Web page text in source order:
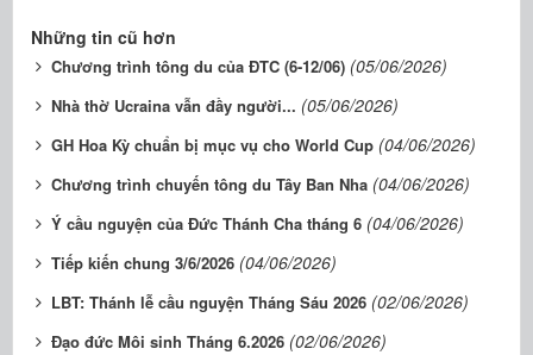
Những tin cũ hơn
Chương trình tông du của ĐTC (6-12/06) (05/06/2026)
Nhà thờ Ucraina vẫn đầy người... (05/06/2026)
GH Hoa Kỳ chuẩn bị mục vụ cho World Cup (04/06/2026)
Chương trình chuyến tông du Tây Ban Nha (04/06/2026)
Ý cầu nguyện của Đức Thánh Cha tháng 6 (04/06/2026)
Tiếp kiến chung 3/6/2026 (04/06/2026)
LBT: Thánh lễ cầu nguyện Tháng Sáu 2026 (02/06/2026)
Đạo đức Môi sinh Tháng 6.2026 (02/06/2026)